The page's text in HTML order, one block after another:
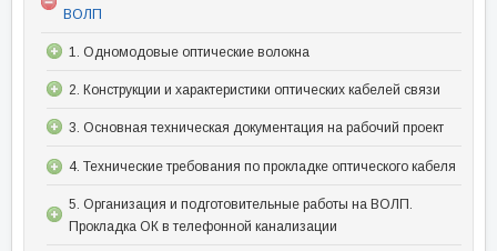
ВОЛП
1. Одномодовые оптические волокна
2. Конструкции и характеристики оптических кабелей связи
3. Основная техническая документация на рабочий проект
4. Технические требования по прокладке оптического кабеля
5. Организация и подготовительные работы на ВОЛП.
Прокладка ОК в телефонной канализации